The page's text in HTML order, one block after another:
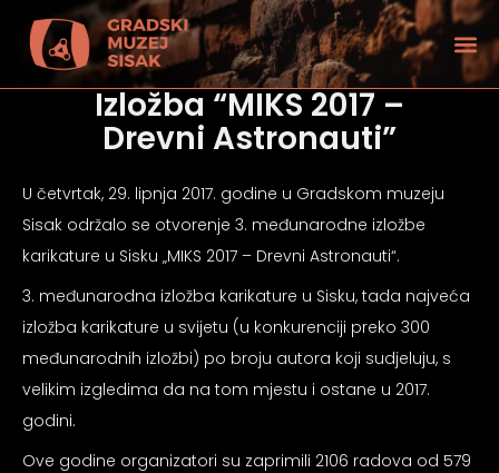
Izložba “MIKS 2017 –
Drevni Astronauti”
U četvrtak, 29. lipnja 2017. godine u Gradskom muzeju
Sisak održalo se otvorenje 3. međunarodne izložbe
karikature u Sisku „MIKS 2017 – Drevni Astronauti“.
3. međunarodna izložba karikature u Sisku, tada najveća
izložba karikature u svijetu (u konkurenciji preko 300
međunarodnih izložbi) po broju autora koji sudjeluju, s
velikim izgledima da na tom mjestu i ostane u 2017.
godini.
Ove godine organizatori su zaprimili 2106 radova od 579
vida